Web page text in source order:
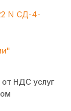
N СД-4-
НДС услуг